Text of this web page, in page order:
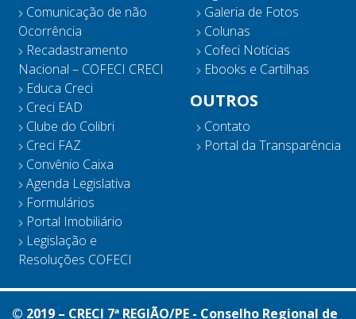
Comunicação de não
Ocorrência
Recadastramento
Nacional – COFECI CRECI
Educa Creci
Creci EAD
Clube do Colibri
Creci FAZ
Convênio Caixa
Agenda Legislativa
Formulários
Portal Imobiliário
Legislação e
Resoluções COFECI
Galeria de Fotos
Colunas
Cofeci Notícias
Ebooks e Cartilhas
OUTROS
Contato
Portal da Transparência
© 2019 – CRECI 7ª REGIÃO/PE - Conselho Regional de